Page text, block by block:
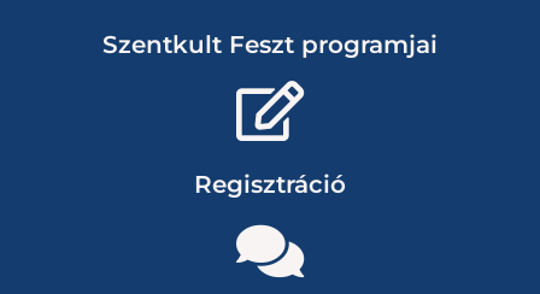
Szentkult Feszt programjai
Regisztráció